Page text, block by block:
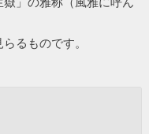
るものです。